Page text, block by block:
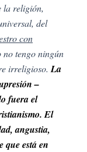
la religión,
del
con
tengo ningún
irreligioso.La
–
fuera el
El
angustia,
está en